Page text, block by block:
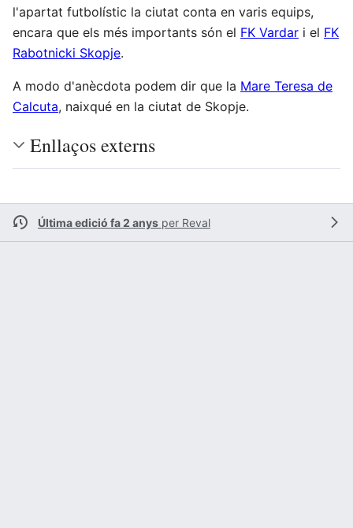
l'apartat futbolístic la ciutat conta en varis equips,
encara que els més importants són el FK Vardar i el FK
Rabotnicki Skopje.
A modo d'anècdota podem dir que la Mare Teresa de
Calcuta, naixqué en la ciutat de Skopje.
Enllaços externs
Última edició fa 2 anys per Reval